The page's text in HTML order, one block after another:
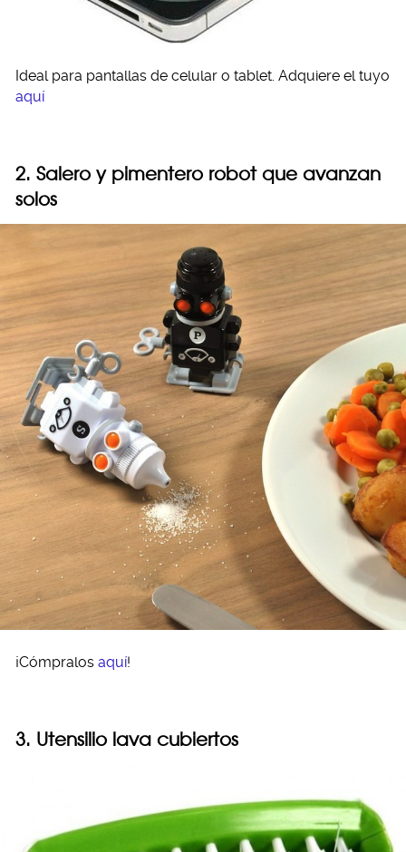
Ideal para pantallas de celular o tablet. Adquiere el tuyo
aquí
2. Salero y pimentero robot que avanzan
solos
¡Cómpralos aquí!
3. Utensilio lava cubiertos